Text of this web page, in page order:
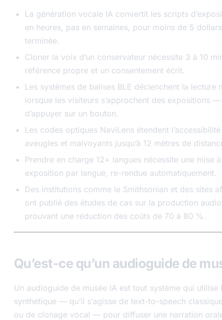
La génération vocale IA convertit les scripts
en heures, pas en semaines, pour moins de 5
terminée.
Cloner la voix d’un conservateur nécessite 3 à 10
référence propre et un consentement écrit.
Les systèmes de balises BLE déclenchent la lecture
lorsque les visiteurs s’approchent des expositions
d’appuyer sur un bouton.
Les codes optiques NaviLens étendent
aveugles et malvoyants jusqu’à 12 mètres de
Prendre en charge 12+ langues nécessite une mise
exposition par langue, re-rendue automatiquement.
Des institutions comme le Smithsonian et des sites
ont publié des études de cas sur la production
prouvant une réduction des coûts de 70 à 80 %.
Qu’est-ce qu’un audioguide de
Un audioguide de musée IA est tout système qui utilise
synthétique — qu’il s’agisse de text-to-speech
ou de clonage vocal — pour diffuser une narration